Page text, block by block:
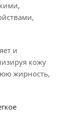
и
кожу
жирность,